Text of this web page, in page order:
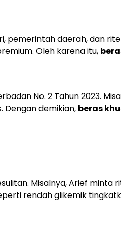
pemerintah daerah, dan
Oleh karena itu,
No. 2 Tahun 2023.
Dengan demikian, beras
Misalnya, Arief minta
rendah glikemik